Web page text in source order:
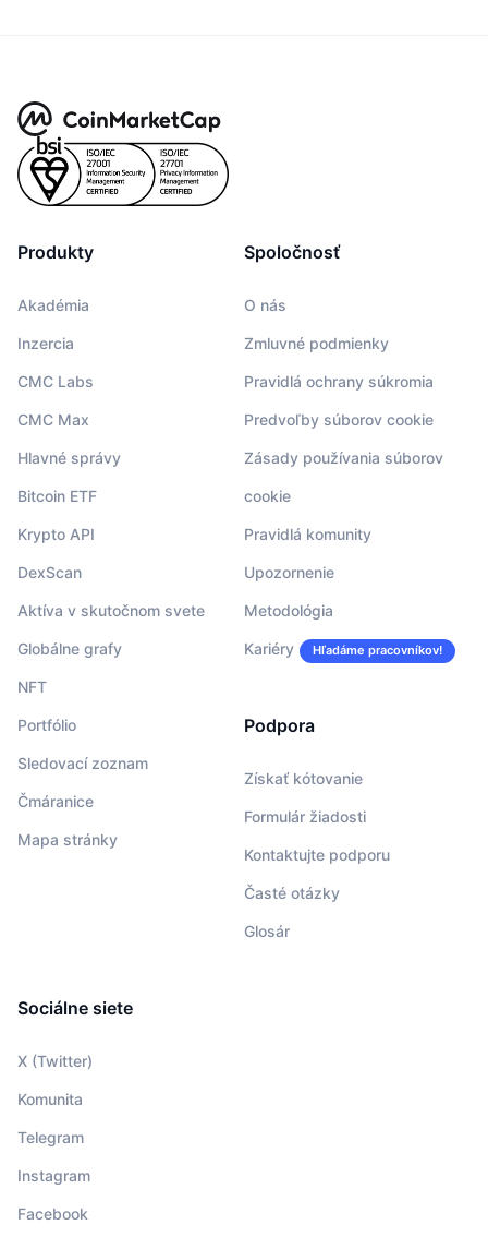
Produkty
Akadémia
Inzercia
CMC Labs
CMC Max
Hlavné správy
Bitcoin ETF
Krypto API
DexScan
Aktíva v skutočnom svete
Globálne grafy
NFT
Portfólio
Sledovací zoznam
Čmáranice
Mapa stránky
Spoločnosť
O nás
Zmluvné podmienky
Pravidlá ochrany súkromia
Predvoľby súborov cookie
Zásady používania súborov
cookie
Pravidlá komunity
Upozornenie
Metodológia
Kariéry Hľadáme pracovníkov!
Podpora
Získať kótovanie
Formulár žiadosti
Kontaktujte podporu
Časté otázky
Glosár
Sociálne siete
X (Twitter)
Komunita
Telegram
Instagram
Facebook